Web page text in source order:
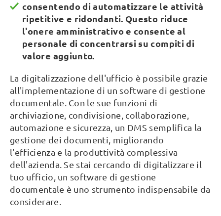
consentendo di automatizzare le attività
ripetitive e ridondanti. Questo riduce
l'onere amministrativo e consente al
personale di concentrarsi su compiti di
valore aggiunto.
La digitalizzazione dell'ufficio è possibile grazie
all'implementazione di un software di gestione
documentale. Con le sue funzioni di
archiviazione, condivisione, collaborazione,
automazione e sicurezza, un DMS semplifica la
gestione dei documenti, migliorando
l'efficienza e la produttività complessiva
dell'azienda. Se stai cercando di digitalizzare il
tuo ufficio, un software di gestione
documentale è uno strumento indispensabile da
considerare.